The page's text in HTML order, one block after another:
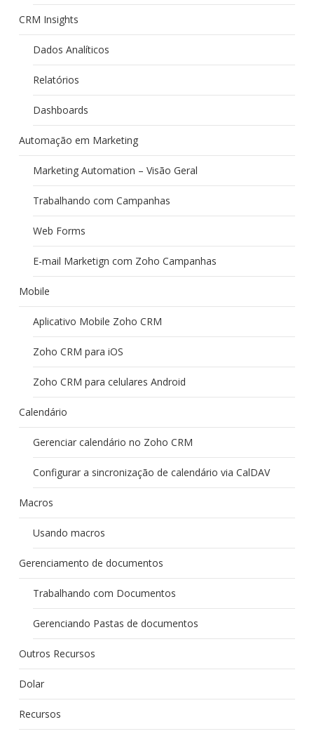
CRM Insights
Dados Analíticos
Relatórios
Dashboards
Automação em Marketing
Marketing Automation – Visão Geral
Trabalhando com Campanhas
Web Forms
E-mail Marketign com Zoho Campanhas
Mobile
Aplicativo Mobile Zoho CRM
Zoho CRM para iOS
Zoho CRM para celulares Android
Calendário
Gerenciar calendário no Zoho CRM
Configurar a sincronização de calendário via CalDAV
Macros
Usando macros
Gerenciamento de documentos
Trabalhando com Documentos
Gerenciando Pastas de documentos
Outros Recursos
Dolar
Recursos